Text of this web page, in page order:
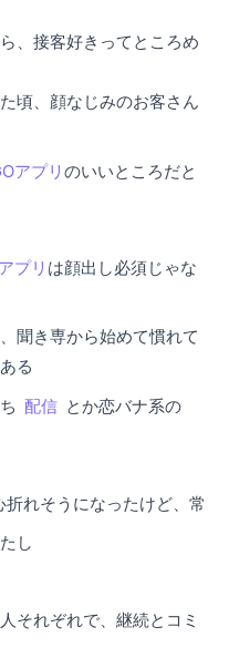
、接客好きってところめ
頃、顔なじみのお客さん
アプリ のいいところだと
プリ は顔出し必須じゃな
聞き専から始めて慣れて
る
配信 とか恋バナ系の
折れそうになったけど、常
し
それぞれで、継続とコミ